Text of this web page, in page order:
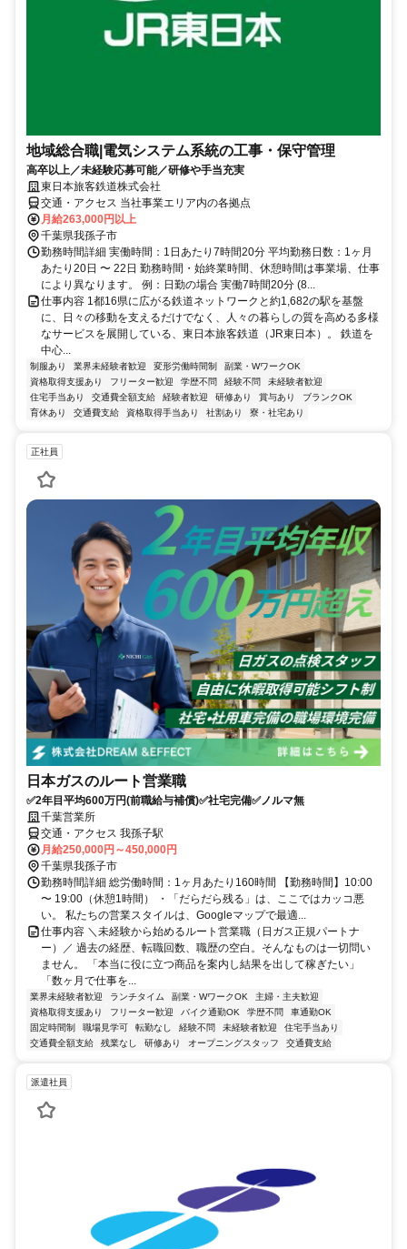
地域総合職|電気システム系統の工事・保守管理
高卒以上／未経験応募可能／研修や手当充実
東日本旅客鉄道株式会社
交通・アクセス 当社事業エリア内の各拠点
月給263,000円以上
千葉県我孫子市
勤務時間詳細 実働時間：1日あたり7時間20分 平均勤務日数：1ヶ月
あたり20日 〜 22日 勤務時間・始終業時間、休憩時間は事業場、仕事
により異なります。 例：日勤の場合 実働7時間20分 (8...
仕事内容 1都16県に広がる鉄道ネットワークと約1,682の駅を基盤
に、日々の移動を支えるだけでなく、人々の暮らしの質を高める多様
なサービスを展開している、東日本旅客鉄道（JR東日本）。 鉄道を
中心...
制服あり 業界未経験者歓迎 変形労働時間制
副業・WワークOK
資格取得支援あり
フリーター歓迎 学歴不問 経験不問
未経験者歓迎
住宅手当あり
交通費全額支給 経験者歓迎 研修あり 賞与あり
ブランクOK
育休あり
交通費支給 資格取得手当あり 社割あり 寮・社宅あり
正社員
日本ガスのルート営業職
✅2年目平均600万円(前職給与補償)✅社宅完備✅ノルマ無
千葉営業所
交通・アクセス 我孫子駅
月給250,000円～450,000円
千葉県我孫子市
勤務時間詳細 総労働時間：1ヶ月あたり160時間 【勤務時間】10:00
〜 19:00（休憩1時間） ・「だらだら残る」は、ここではカッコ悪
い。 私たちの営業スタイルは、Googleマップで最適...
仕事内容 ＼未経験から始めるルート営業職（日ガス正規パートナ
ー）／ 過去の経歴、転職回数、職歴の空白。そんなものは一切問い
ません。 「本当に役に立つ商品を案内し結果を出して稼ぎたい」
「数ヶ月で仕事を...
業界未経験者歓迎 ランチタイム 副業・WワークOK
主婦・主夫歓迎
資格取得支援あり
フリーター歓迎 バイク通勤OK 学歴不問
車通勤OK
固定時間制
職場見学可 転勤なし 経験不問 未経験者歓迎
住宅手当あり
交通費全額支給
残業なし 研修あり オープニングスタッフ 交通費支給
派遣社員